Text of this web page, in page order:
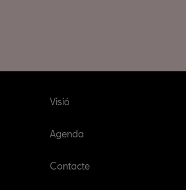
Visió
Agenda
Contacte